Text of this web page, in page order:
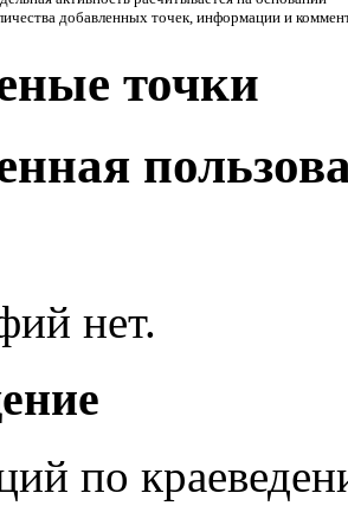
добавленных точек, информации и
точки
нет.
по